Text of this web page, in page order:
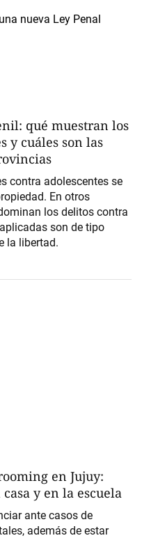
qué muestran los
y cuáles son las
contra adolescentes se
En otros
los delitos contra
son de tipo
la libertad.
en Jujuy:
y en la escuela
ante casos de
además de estar